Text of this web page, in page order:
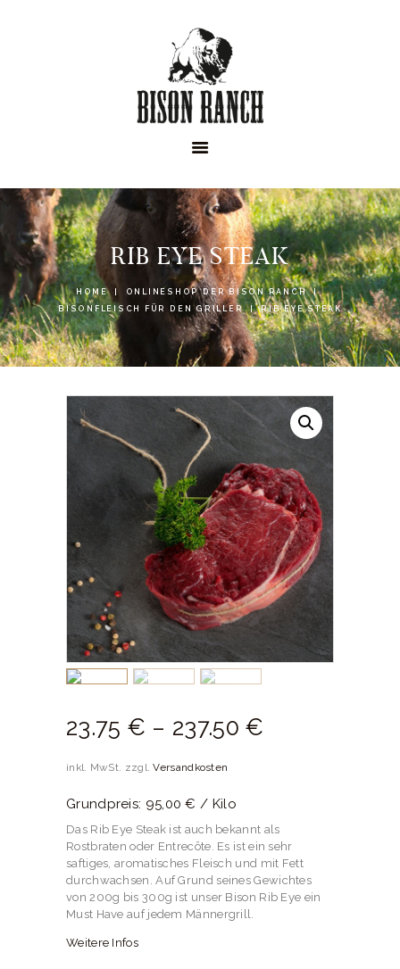
RIB EYE STEAK
HOME
ONLINESHOP DER BISON RANCH
BISONFLEISCH FÜR DEN GRILLER
RIB EYE STEAK
ONLINESHOP
NEWS
23.75 € – 237.50 €
inkl. MwSt. zzgl.Versandkosten
Grundpreis: 95,00 € / Kilo
Das Rib Eye Steak ist auch bekannt als
Rostbraten oder Entrecôte. Es ist ein sehr
saftiges, aromatisches Fleisch und mit Fett
durchwachsen. Auf Grund seines Gewichtes
von 200g bis 300g ist unser Bison Rib Eye ein
Must Have auf jedem Männergrill.
Weitere Infos